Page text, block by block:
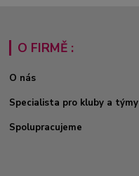
O FIRMĚ :
O nás
Specialista pro kluby a týmy
Spolupracujeme